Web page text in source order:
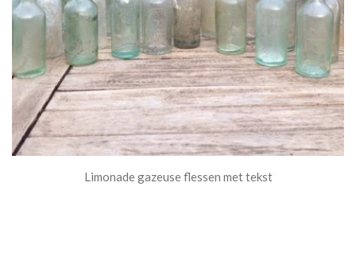
Limonade gazeuse flessen met tekst